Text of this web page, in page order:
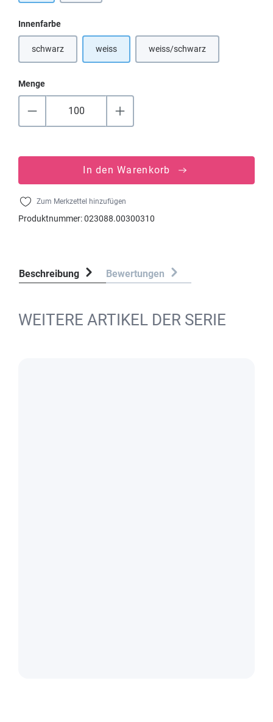
Innenfarbeauswählen
schwarz(Diese Option ist zurzeit nicht verfügbar.)
weiss weiss/schwarz(Diese Option ist zurzeit
Menge
In den Warenkorb
Zum Merkzettel hinzufügen
Produktnummer:023088.00300310
Beschreibung Bewertungen
WEITERE ARTIKEL DER SERIE